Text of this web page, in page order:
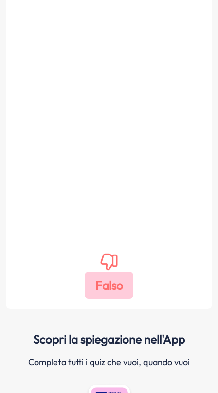
Scopri la spiegazione nell'App
Completa tutti i quiz che vuoi, quando vuoi